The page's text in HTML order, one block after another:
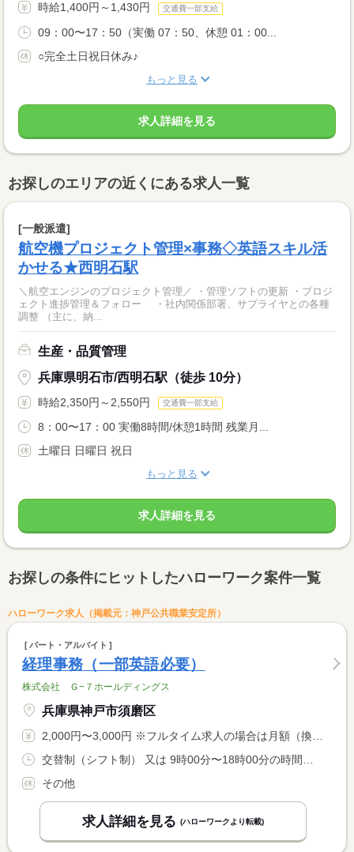
時給1,400円～1,430円 交通費一部支給
09：00〜17：50（実働 07：50、休憩 01：00...
○完全土日祝日休み♪
もっと見る
求人詳細を見る
お探しのエリアの近くにある求人一覧
[一般派遣]
航空機プロジェクト管理×事務◇英語スキル活
かせる★西明石駅
＼航空エンジンのプロジェクト管理／ ・管理ソフトの更新 ・プロジ
ェクト進捗管理＆フォロー ・社内関係部署、サプライヤとの各種
調整 （主に、納...
生産・品質管理
兵庫県明石市/西明石駅（徒歩 10分）
時給2,350円～2,550円 交通費一部支給
8：00〜17：00 実働8時間/休憩1時間 残業月...
土曜日 日曜日 祝日
もっと見る
求人詳細を見る
お探しの条件にヒットしたハローワーク案件一覧
ハローワーク求人（掲載元：神戸公共職業安定所）
パート・アルバイト
経理事務（一部英語必要）
株式会社 Ｇ−７ホールディングス
兵庫県神戸市須磨区
2,000円〜3,000円 ※フルタイム求人の場合は月額（換算額）、パート求人の場合は時間額を表示しています。
その他
求人詳細を見る (ハローワークより転載)